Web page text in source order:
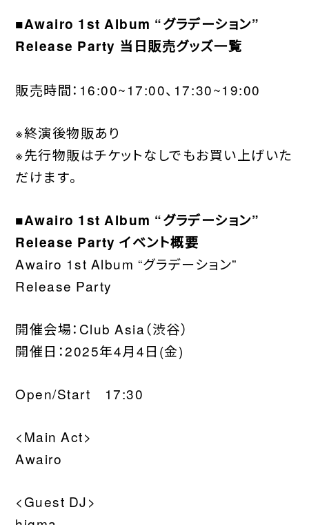
■Awairo 1st Album “グラデーション”
Release Party 当日販売グッズ一覧
販売時間：16:00~17:00、17:30~19:00
※終演後物販あり
※先行物販はチケットなしでもお買い上げいた
だけます。
■Awairo 1st Album “グラデーション”
Release Party イベント概要
Awairo 1st Album “グラデーション”
Release Party
開催会場：Club Asia（渋谷）
開催日：2025年4月4日(金)
Open/Start 17:30
<Main Act>
Awairo
<Guest DJ>